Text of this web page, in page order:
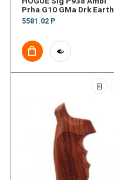
Prha G10 GMa Drk Earth
5581.02 Р